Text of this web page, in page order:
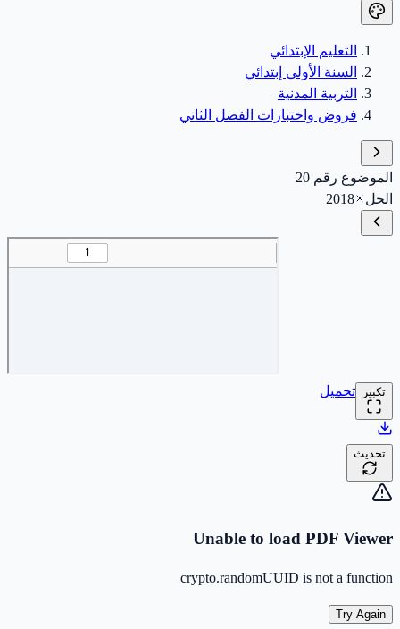
التعليم الإبتدائي
السنة الأولى إبتدائي
التربية المدنية
فروض واختبارات الفصل الثاني
الموضوع رقم 20
الحل
2018
تكبير تحميل
تحديث
Unable to load PDF Viewer
crypto.randomUUID is not a function
Try Again